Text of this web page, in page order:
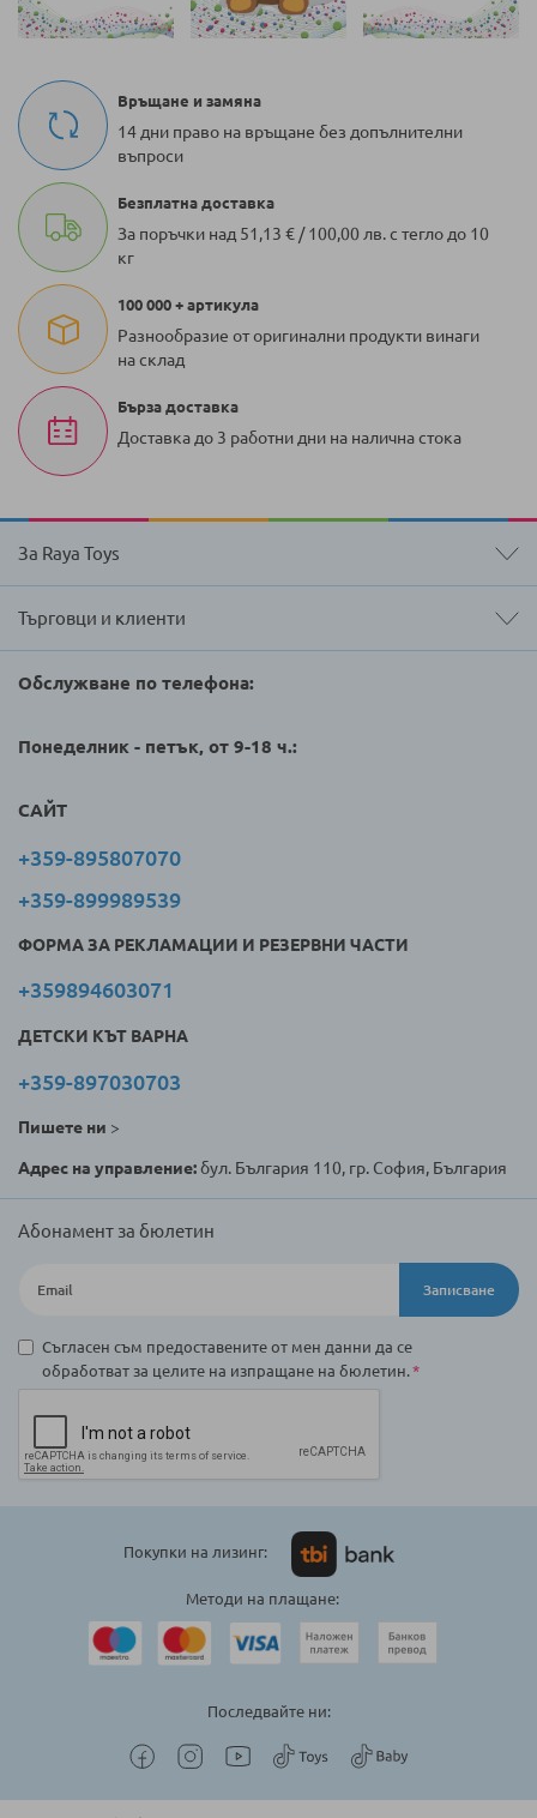
Връщане и замяна
14 дни право на връщане без допълнителни
въпроси
Безплатна доставка
За поръчки над 51,13 € / 100,00 лв. с тегло до 10
кг
100 000 + артикула
Разнообразие от оригинални продукти винаги
на склад
Бърза доставка
Доставка до 3 работни дни на налична стока
За Raya Toys
Търговци и клиенти
Обслужване по телефона:
Понеделник - петък, от 9-18 ч.:
САЙТ
+359-895807070
+359-899989539
ФОРМА ЗА РЕКЛАМАЦИИ И РЕЗЕРВНИ ЧАСТИ
+359894603071
ДЕТСКИ КЪТ ВАРНА
+359-897030703
Пишете ни >
Адрес на управление:бул. България 110, гр. София, България
Абонамент за бюлетин
Записване
Съгласен съм предоставените от мен данни да се
обработват за целите на изпращане на бюлетин.
Покупки на лизинг:
Методи на плащане:
Последвайте ни: